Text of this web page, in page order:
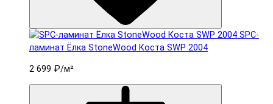
SPC-
ламинат Ëлка StoneWood Коста SWP 2004
2 699 ₽/м²